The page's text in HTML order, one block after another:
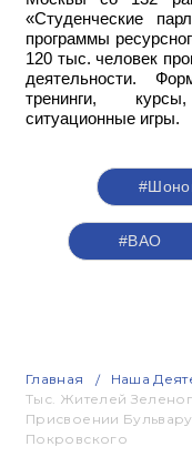
«Студенческие
программы
120 тыс. человек
деятельности.
тренинги,
ситуационные игры.
#ВАО
Главная Наша
Тыс. Жителей
Присвоении
Покровского